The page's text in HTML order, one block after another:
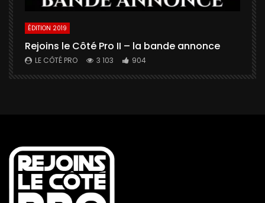
ÉDITION 2019
Rejoins le Côté Pro II – la bande annonce
LE CÔTÉ PRO 3 103 904